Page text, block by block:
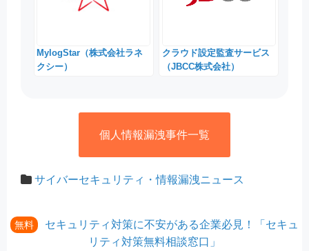
MylogStar（株式会社ラネ
クシー）
クラウド設定監査サービス
（JBCC株式会社）
個人情報漏洩事件一覧
サイバーセキュリティ・情報漏洩ニュース
無料
セキュリティ対策に不安がある企業必見！「セキュ
リティ対策無料相談窓口」